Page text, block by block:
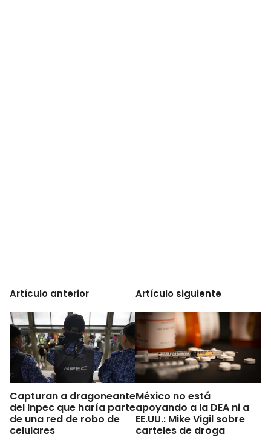
Artículo anterior
Capturan a dragoneante
del Inpec que haría parte
de una red de robo de
celulares
Artículo siguiente
México no está
apoyando a la DEA ni a
EE.UU.: Mike Vigil sobre
carteles de droga